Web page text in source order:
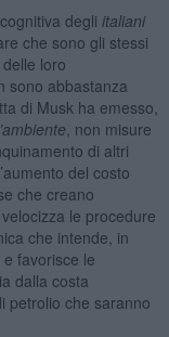
degli italiani
che sono gli stessi
loro
sono abbastanza
di Musk ha emesso,
, non misure
di altri
del costo
che creano
velocizza le procedure
che intende, in
favorisce le
dalla costa
petrolio che saranno